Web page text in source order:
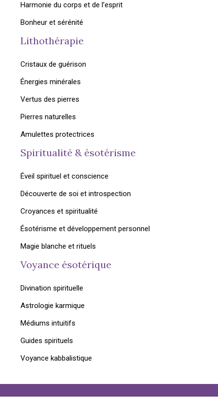
Harmonie du corps et de l’esprit
Bonheur et sérénité
Lithothérapie
Cristaux de guérison
Énergies minérales
Vertus des pierres
Pierres naturelles
Amulettes protectrices
Spiritualité & ésotérisme
Éveil spirituel et conscience
Découverte de soi et introspection
Croyances et spiritualité
Ésotérisme et développement personnel
Magie blanche et rituels
Voyance ésotérique
Divination spirituelle
Astrologie karmique
Médiums intuitifs
Guides spirituels
Voyance kabbalistique